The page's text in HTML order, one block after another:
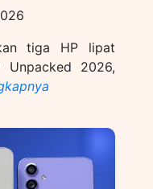
tiga HP lipat
2026,